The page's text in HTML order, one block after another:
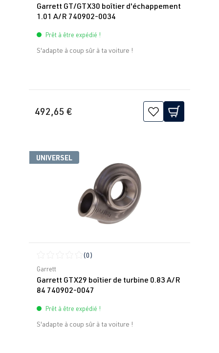
Garrett GT/GTX30 boîtier d'échappement
1.01 A/R 740902-0034
Prêt à être expédié !
S'adapte à coup sûr à ta voiture !
492,65 €
UNIVERSEL
Note moyenne de 0 sur 5 étoiles
(0)
Garrett
Garrett GTX29 boîtier de turbine 0.83 A/R
84 740902-0047
Prêt à être expédié !
S'adapte à coup sûr à ta voiture !